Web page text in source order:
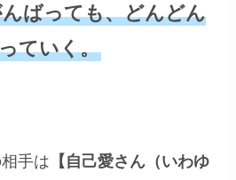
ばっても、どんどん
ていく。
手は 【自己愛さん（いわゆ